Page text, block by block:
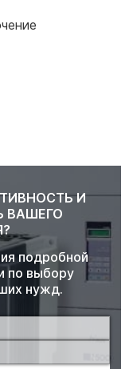
И
ВАШЕГО
подробной
по выбору
нужд.